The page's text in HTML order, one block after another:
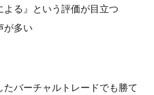
よる』という評価が目立つ
が多い
バーチャルトレードでも勝て